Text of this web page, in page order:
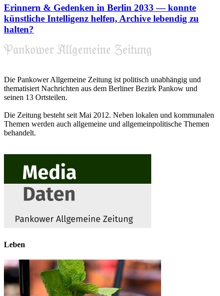
Erinnern & Gedenken in Berlin 2033 — konnte
künstliche Intelligenz helfen, Archive lebendig zu
halten?
Die Pankower Allgemeine Zeitung ist politisch unabhängig und
thematisiert Nachrichten aus dem Berliner Bezirk Pankow und
seinen 13 Ortsteilen.
Die Zeitung besteht seit Mai 2012. Neben lokalen und kommunalen
Themen werden auch allgemeine und allgemeinpolitische Themen
behandelt.
Leben